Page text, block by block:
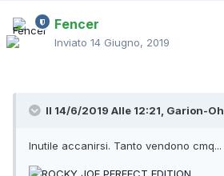
Fencer
Inviato 14 Giugno, 2019
Il 14/6/2019 Alle 12:21, Garion-Oh
Inutile accanirsi. Tanto vendono cmq...